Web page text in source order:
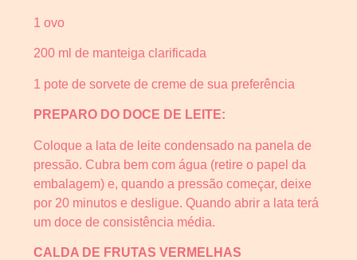
1 ovo
200 ml de manteiga clarificada
1 pote de sorvete de creme de sua preferência
PREPARO DO DOCE DE LEITE:
Coloque a lata de leite condensado na panela de
pressão. Cubra bem com água (retire o papel da
embalagem) e, quando a pressão começar, deixe
por 20 minutos e desligue. Quando abrir a lata terá
um doce de consistência média.
CALDA DE FRUTAS VERMELHAS